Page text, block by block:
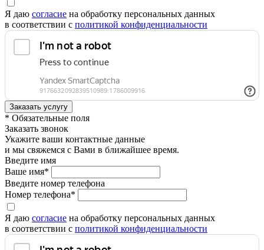
Я даю согласие на обработку персональных данных
в соответствии с политикой конфиденциальности
* Обязательные поля
Заказать звонок
Укажите ваши контактные данные
и мы свяжемся с Вами в ближайшее время.
Введите имя
Ваше имя*
Введите номер телефона
Номер телефона*
Я даю согласие на обработку персональных данных
в соответствии с политикой конфиденциальности